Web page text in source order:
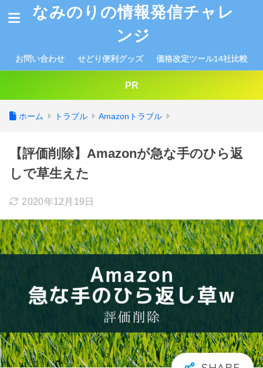
なみのりの情報発信チャレ
ンジ
お問い合わせ せどり便利グッズ 価格改定ツール14社比較
PR
ホーム トラブル Amazonトラブル
【評価削除】Amazonが急な手のひら返
しで草生えた
2020年12月19日